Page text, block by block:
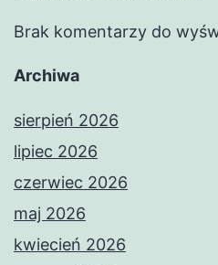
Brak komentarzy do
Archiwa
sierpień 2026
lipiec 2026
czerwiec 2026
maj 2026
kwiecień 2026